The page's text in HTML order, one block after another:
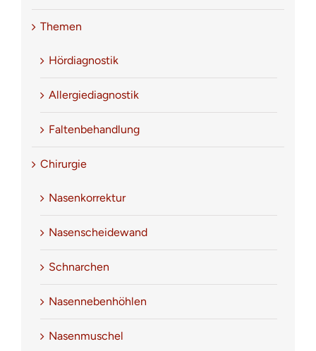
Themen
Hördiagnostik
Allergiediagnostik
Faltenbehandlung
Chirurgie
Nasenkorrektur
Nasenscheidewand
Schnarchen
Nasennebenhöhlen
Nasenmuschel